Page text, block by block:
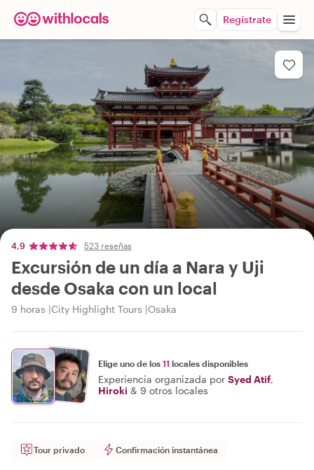
Regístrate
4,9 523 reseñas
Excursión de un día a Nara y Uji
desde Osaka con un local
9 horas City Highlight Tours Osaka
Elige uno de los 11 locales disponibles
Experiencia organizada por Syed Atif,
Hiroki & 9 otros locales
Tour privado Confirmación instantánea